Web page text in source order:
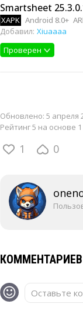
Smartsheet
XAPK Android 8.0+
Добавил: Xiuaaaa
Проверен
Обновлено: 5 апреля
Рейтинг 5 на основе
1 0
Оставьте